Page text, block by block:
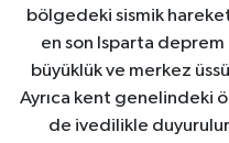
bölgedeki sismik
en son Isparta deprem
büyüklük ve merkez
Ayrıca kent genelindeki
de ivedilikle